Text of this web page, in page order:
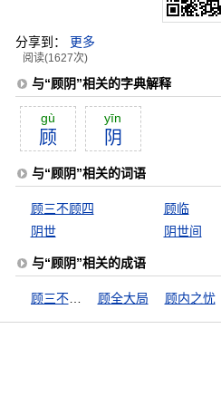
分享到： 更多
阅读(1627次)
与“顾阴”相关的字典解释
gù
顾
yīn
阴
与“顾阴”相关的词语
顾三不顾四 顾临
阴世
阴世间
与“顾阴”相关的成语
顾三不顾四 顾全大局 顾内之忧